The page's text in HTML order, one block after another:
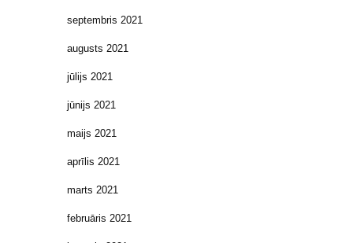
septembris 2021
augusts 2021
jūlijs 2021
jūnijs 2021
maijs 2021
aprīlis 2021
marts 2021
februāris 2021